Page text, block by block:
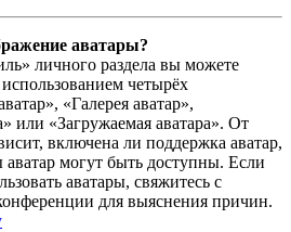
аватары?
личного раздела вы можете
использованием четырёх
«Галерея аватар»,
или «Загружаемая аватара». От
включена ли поддержка аватар,
аватар могут быть доступны. Если
аватары, свяжитесь с
для выяснения причин.